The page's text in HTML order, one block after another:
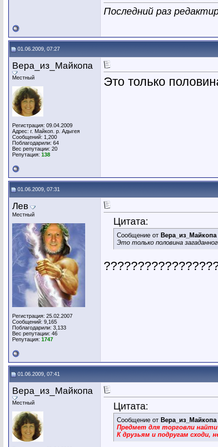
Последний раз
01.06.2009, 07:27
Вера_из_Майкопа
Местный
Регистрация: 09.04.2009
Адрес: г. Майкоп. р. Адыгея
Сообщений: 1,200
Поблагодарили: 64
Вес репутации: 20
Репутация: 138
Это только
01.06.2009, 07:31
Лев
Местный
Регистрация: 25.02.2007
Сообщений: 9,165
Поблагодарили: 3,133
Вес репутации: 46
Репутация: 1747
Цитата:
Сообщение от Вера_из_Майкопа
Это только половина
01.06.2009, 07:41
Вера_из_Майкопа
Местный Цитата:
Сообщение от Вера_из_Майкопа
Предмет для торговли
К друзьям и подругам сходи,